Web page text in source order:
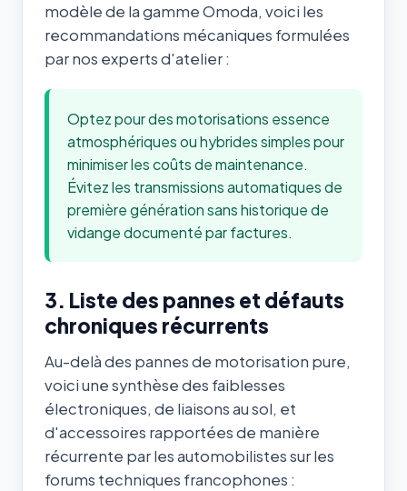
modèle de la gamme Omoda, voici les
recommandations mécaniques formulées
par nos experts d'atelier :
Optez pour des motorisations essence
atmosphériques ou hybrides simples pour
minimiser les coûts de maintenance.
Évitez les transmissions automatiques de
première génération sans historique de
vidange documenté par factures.
3. Liste des pannes et défauts
chroniques récurrents
Au-delà des pannes de motorisation pure,
voici une synthèse des faiblesses
électroniques, de liaisons au sol, et
d'accessoires rapportées de manière
récurrente par les automobilistes sur les
forums techniques francophones :